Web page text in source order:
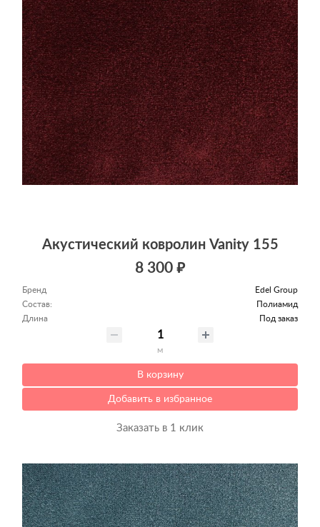
Акустический ковролин Vanity 155
8 300 ₽
Бренд
Edel Group
Состав:
Полиамид
Длина
Под заказ
м
В корзину
Добавить в избранное
Заказать в 1 клик